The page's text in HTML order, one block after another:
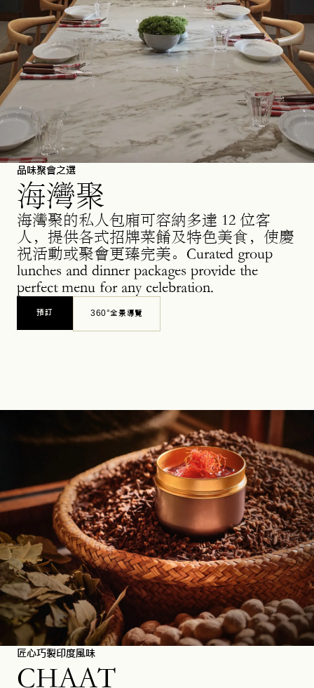
品味聚會之選
海灣聚
海灣聚的私人包廂可容納多達 12 位客
人，提供各式招牌菜餚及特色美食，使慶
祝活動或聚會更臻完美。Curated group
lunches and dinner packages provide the
perfect menu for any celebration.
預訂
OPENS IN A NEW TAB
360°全景導覽
匠心巧製印度風味
CHAAT